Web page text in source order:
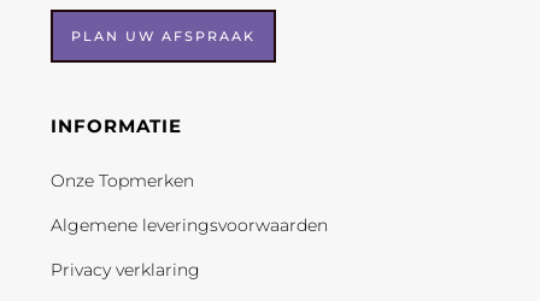
PLAN UW AFSPRAAK
INFORMATIE
Onze Topmerken
Algemene leveringsvoorwaarden
Privacy verklaring